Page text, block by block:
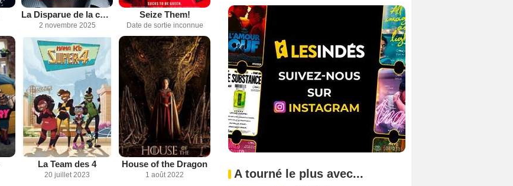
La Disparue de la cabine 10
2 novembre 2025
Seize Them!
Date de sortie inconnue
La Team des 4
20 juillet 2023
House of the Dragon
1 août 2022 A tourné le plus avec...